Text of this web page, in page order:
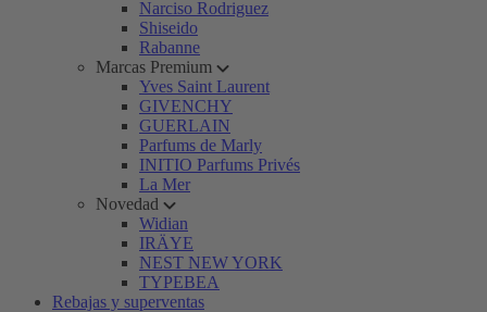
Narciso Rodriguez
Shiseido
Rabanne
Marcas Premium
Yves Saint Laurent
GIVENCHY
GUERLAIN
Parfums de Marly
INITIO Parfums Privés
La Mer
Novedad
Widian
IRÄYE
NEST NEW YORK
TYPEBEA
Rebajas y superventas